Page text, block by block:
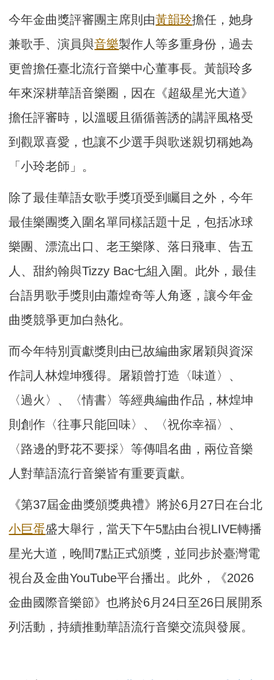
今年金曲獎評審團主席則由黃韻玲擔任，她身
兼歌手、演員與音樂製作人等多重身份，過去
更曾擔任臺北流行音樂中心董事長。黃韻玲多
年來深耕華語音樂圈，因在《超級星光大道》
擔任評審時，以溫暖且循循善誘的講評風格受
到觀眾喜愛，也讓不少選手與歌迷親切稱她為
「小玲老師」。
除了最佳華語女歌手獎項受到矚目之外，今年
最佳樂團獎入圍名單同樣話題十足，包括冰球
樂團、漂流出口、老王樂隊、落日飛車、告五
人、甜約翰與Tizzy Bac七組入圍。此外，最佳
台語男歌手獎則由蕭煌奇等人角逐，讓今年金
曲獎競爭更加白熱化。
而今年特別貢獻獎則由已故編曲家屠穎與資深
作詞人林煌坤獲得。屠穎曾打造〈味道〉、
〈過火〉、〈情書〉等經典編曲作品，林煌坤
則創作〈往事只能回味〉、〈祝你幸福〉、
〈路邊的野花不要採〉等傳唱名曲，兩位音樂
人對華語流行音樂皆有重要貢獻。
《第37屆金曲獎頒獎典禮》將於6月27日在台北
小巨蛋盛大舉行，當天下午5點由台視LIVE轉播
星光大道，晚間7點正式頒獎，並同步於臺灣電
視台及金曲YouTube平台播出。此外，《2026
金曲國際音樂節》也將於6月24日至26日展開系
列活動，持續推動華語流行音樂交流與發展。